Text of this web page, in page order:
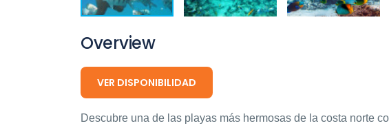
Overview
VER DISPONIBILIDAD
Descubre una de las playas más hermosas de la costa norte